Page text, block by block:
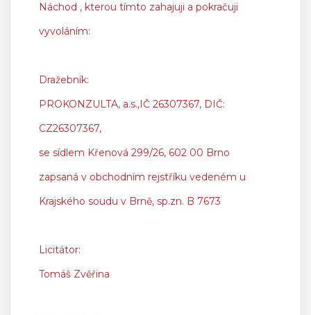
Náchod , kterou tímto zahajuji a pokračuji
vyvoláním:
Dražebník:
PROKONZULTA, a.s.,IČ 26307367, DIČ:
CZ26307367,
se sídlem Křenová 299/26, 602 00 Brno
zapsaná v obchodním rejstříku vedeném u
Krajského soudu v Brně, sp.zn. B 7673
Licitátor:
Tomáš Zvěřina